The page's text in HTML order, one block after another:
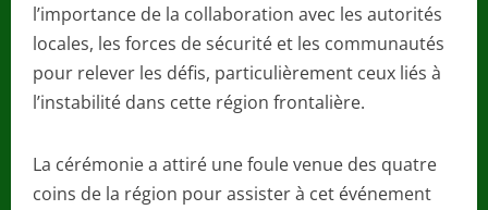
l’importance de la collaboration avec les autorités
locales, les forces de sécurité et les communautés
pour relever les défis, particulièrement ceux liés à
l’instabilité dans cette région frontalière.
La cérémonie a attiré une foule venue des quatre
coins de la région pour assister à cet événement